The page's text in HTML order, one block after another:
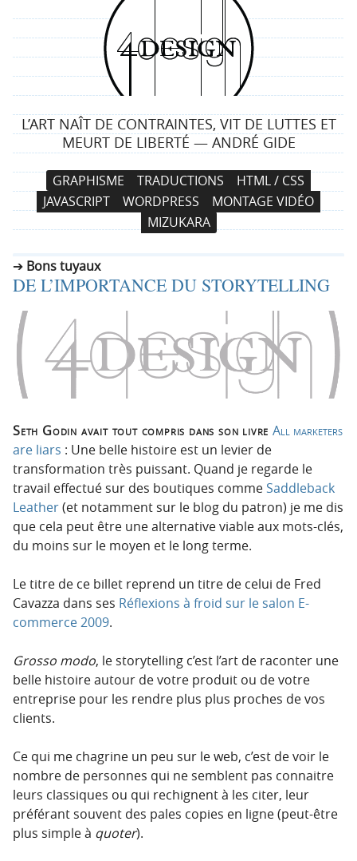
4
d
e
s
i
g
L’ART NAÎT DE CONTRAINTES, VIT DE LUTTES ET
MEURT DE LIBERTÉ — ANDRÉ GIDE
a
t
o
p
n
c
i
p
a
l
e
a
u
o
u
GRAPHISME TRADUCTIONS
HTML / CSS
JAVASCRIPT
WORDPRESS
MONTAGE VIDÉO
MIZUKARA
Bons tuyaux
DE L’IMPORTANCE DU STORYTELLING
Seth Godin avait tout compris dans son livre All marketers
are liars : Une belle histoire est un levier de
transformation très puissant. Quand je regarde le
travail effectué sur des boutiques comme Saddleback
Leather(et notamment sur le blog du patron) je me dis
que cela peut être une alternative viable aux mots-clés,
du moins sur le moyen et le long terme.
Le titre de ce billet reprend un titre de celui de Fred
Cavazza dans ses Réflexions à froid sur le salon E-
commerce 2009.
Grosso modo, le storytelling c’est l’art de raconter une
belle histoire autour de votre produit ou de votre
entreprise pour les rendre plus plus proches de vos
clients.
Ce qui me chagrine un peu sur le web, c’est de voir le
nombre de personnes qui ne semblent pas connaitre
leurs classiques ou qui rechignent à les citer, leur
préférant souvent des pales copies en ligne (peut-être
plus simple à quoter).